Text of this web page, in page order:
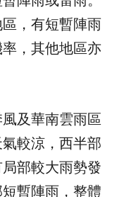
，有短暫陣雨
，其他地區亦
及華南雲雨區
較涼，西半部
部較大雨勢發
暫陣雨，整體